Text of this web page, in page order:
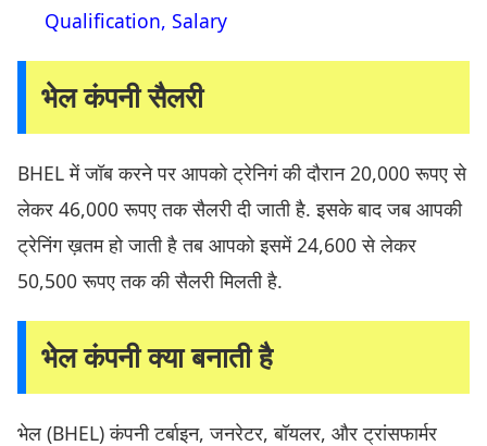
Qualification, Salary
भेल कंपनी सैलरी
BHEL में जॉब करने पर आपको ट्रेनिगं की दौरान 20,000 रूपए से
लेकर 46,000 रूपए तक सैलरी दी जाती है. इसके बाद जब आपकी
ट्रेनिंग ख़तम हो जाती है तब आपको इसमें 24,600 से लेकर
50,500 रूपए तक की सैलरी मिलती है.
भेल कंपनी क्या बनाती है
भेल (BHEL) कंपनी टर्बाइन, जनरेटर, बॉयलर, और ट्रांसफार्मर